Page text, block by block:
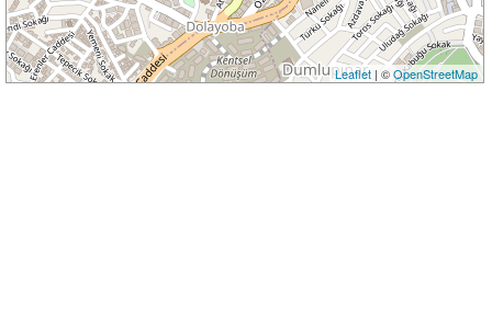
Leaflet| ©OpenStreetMap